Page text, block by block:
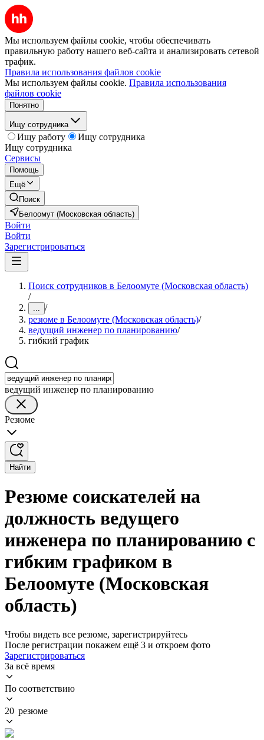
Мы используем файлы cookie, чтобы обеспечивать
правильную работу нашего веб-сайта и анализировать сетевой
трафик.
Правила использования файлов cookie
Мы используем файлы cookie. Правила использования
файлов cookie
Понятно
Ищу сотрудника
Ищу работу
Ищу сотрудника
Ищу сотрудника
Сервисы
Помощь
Ещё
Поиск
Белоомут (Московская область)
Войти
Войти
Зарегистрироваться
Поиск сотрудников в Белоомуте (Московская область)
/
... /
резюме в Белоомуте (Московская область)/
ведущий инженер по планированию/
гибкий график
ведущий инженер по планированию
Резюме
Найти
Резюме соискателей на
должность ведущего
инженера по планированию с
гибким графиком в
Белоомуте (Московская
область)
Чтобы видеть все резюме, зарегистрируйтесь
После регистрации покажем ещё 3 и откроем фото
Зарегистрироваться
За всё время
По соответствию
20 резюме